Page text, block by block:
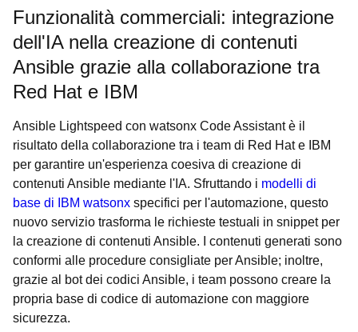
Funzionalità commerciali: integrazione
dell'IA nella creazione di contenuti
Ansible grazie alla collaborazione tra
Red Hat e IBM
Ansible Lightspeed con watsonx Code Assistant è il
risultato della collaborazione tra i team di Red Hat e IBM
per garantire un'esperienza coesiva di creazione di
contenuti Ansible mediante l'IA. Sfruttando i modelli di
base di IBM watsonx specifici per l'automazione, questo
nuovo servizio trasforma le richieste testuali in snippet per
la creazione di contenuti Ansible. I contenuti generati sono
conformi alle procedure consigliate per Ansible; inoltre,
grazie al bot dei codici Ansible, i team possono creare la
propria base di codice di automazione con maggiore
sicurezza.